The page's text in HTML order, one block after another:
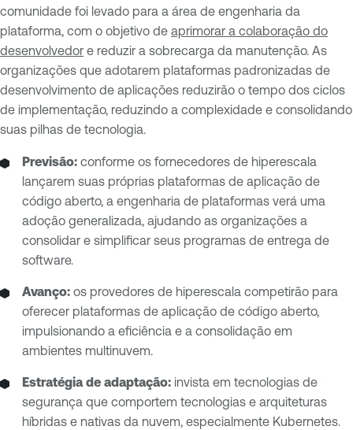
comunidade foi levado para a área de engenharia da
plataforma, com o objetivo de aprimorar a colaboração do
desenvolvedor e reduzir a sobrecarga da manutenção. As
organizações que adotarem plataformas padronizadas de
desenvolvimento de aplicações reduzirão o tempo dos ciclos
de implementação, reduzindo a complexidade e consolidando
suas pilhas de tecnologia.
Previsão: conforme os fornecedores de hiperescala
lançarem suas próprias plataformas de aplicação de
código aberto, a engenharia de plataformas verá uma
adoção generalizada, ajudando as organizações a
consolidar e simplificar seus programas de entrega de
software.
Avanço: os provedores de hiperescala competirão para
oferecer plataformas de aplicação de código aberto,
impulsionando a eficiência e a consolidação em
ambientes multinuvem.
Estratégia de adaptação: invista em tecnologias de
segurança que comportem tecnologias e arquiteturas
híbridas e nativas da nuvem, especialmente Kubernetes.